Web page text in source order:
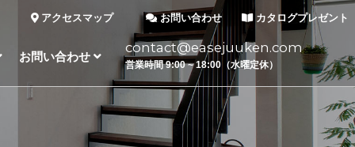
アクセスマップ お問い合わせ カタログプレゼント
お問い合わせ
contact@easejuuken.com
営業時間 9:00 ~ 18:00（水曜定休）